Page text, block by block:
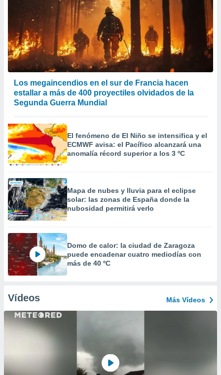
Los megaincendios en el sur de Francia hacen
estallar a más de 400 proyectiles olvidados de la
Segunda Guerra Mundial
El fenómeno de El Niño se intensifica y el
ECMWF avisa: el Pacífico alcanzará una
anomalía récord superior a los 3 ºC
Mapa de nubes y lluvia para el eclipse
solar: las zonas de España donde la
nubosidad permitirá verlo
Domo de calor: la ciudad de Zaragoza
puede encadenar cuatro mediodías con
más de 40 ºC
Vídeos Más Vídeos